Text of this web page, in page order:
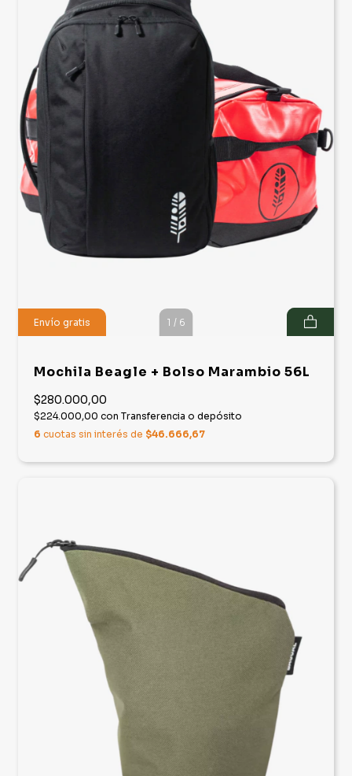
1 / 6
Envío gratis
Mochila Beagle + Bolso Marambio 56L
$280.000,00
$224.000,00 con Transferencia o depósito
6 cuotas sin interés de $46.666,67